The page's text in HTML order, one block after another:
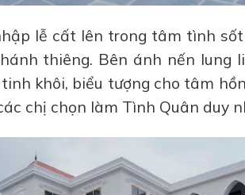
lễ cất lên trong tâm tình
thiêng. Bên ánh nến lung
khôi, biểu tượng cho tâm
chị chọn làm Tình Quân duy